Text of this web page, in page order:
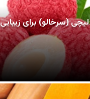
(سرخالو) برای